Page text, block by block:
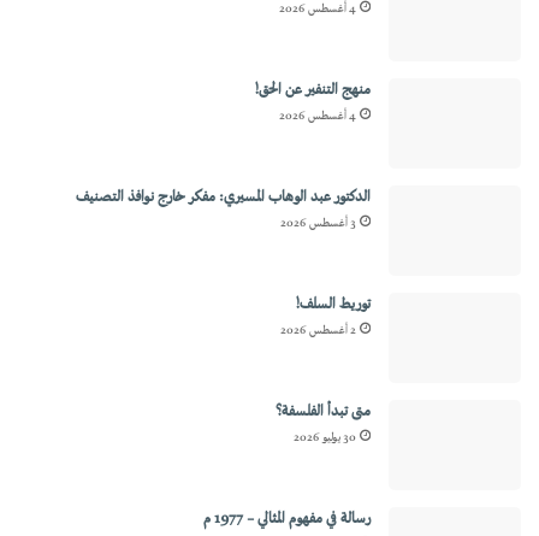
4 أغسطس 2026
منهج التنفير عن الحق!
4 أغسطس 2026
الدكتور عبد الوهاب المسيري: مفكر خارج نوافذ التصنيف
3 أغسطس 2026
توريط السلف!
2 أغسطس 2026
متى تبدأ الفلسفة؟
30 يوليو 2026
رسالة في مفهوم المثالي – 1977 م